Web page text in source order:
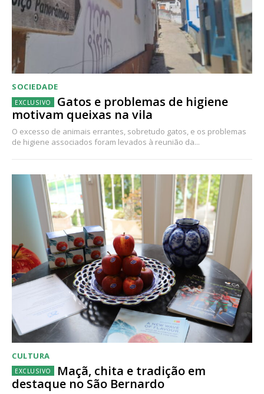
SOCIEDADE
Gatos e problemas de higiene
motivam queixas na vila
O excesso de animais errantes, sobretudo gatos, e os problemas
de higiene associados foram levados à reunião da...
CULTURA
Maçã, chita e tradição em
destaque no São Bernardo